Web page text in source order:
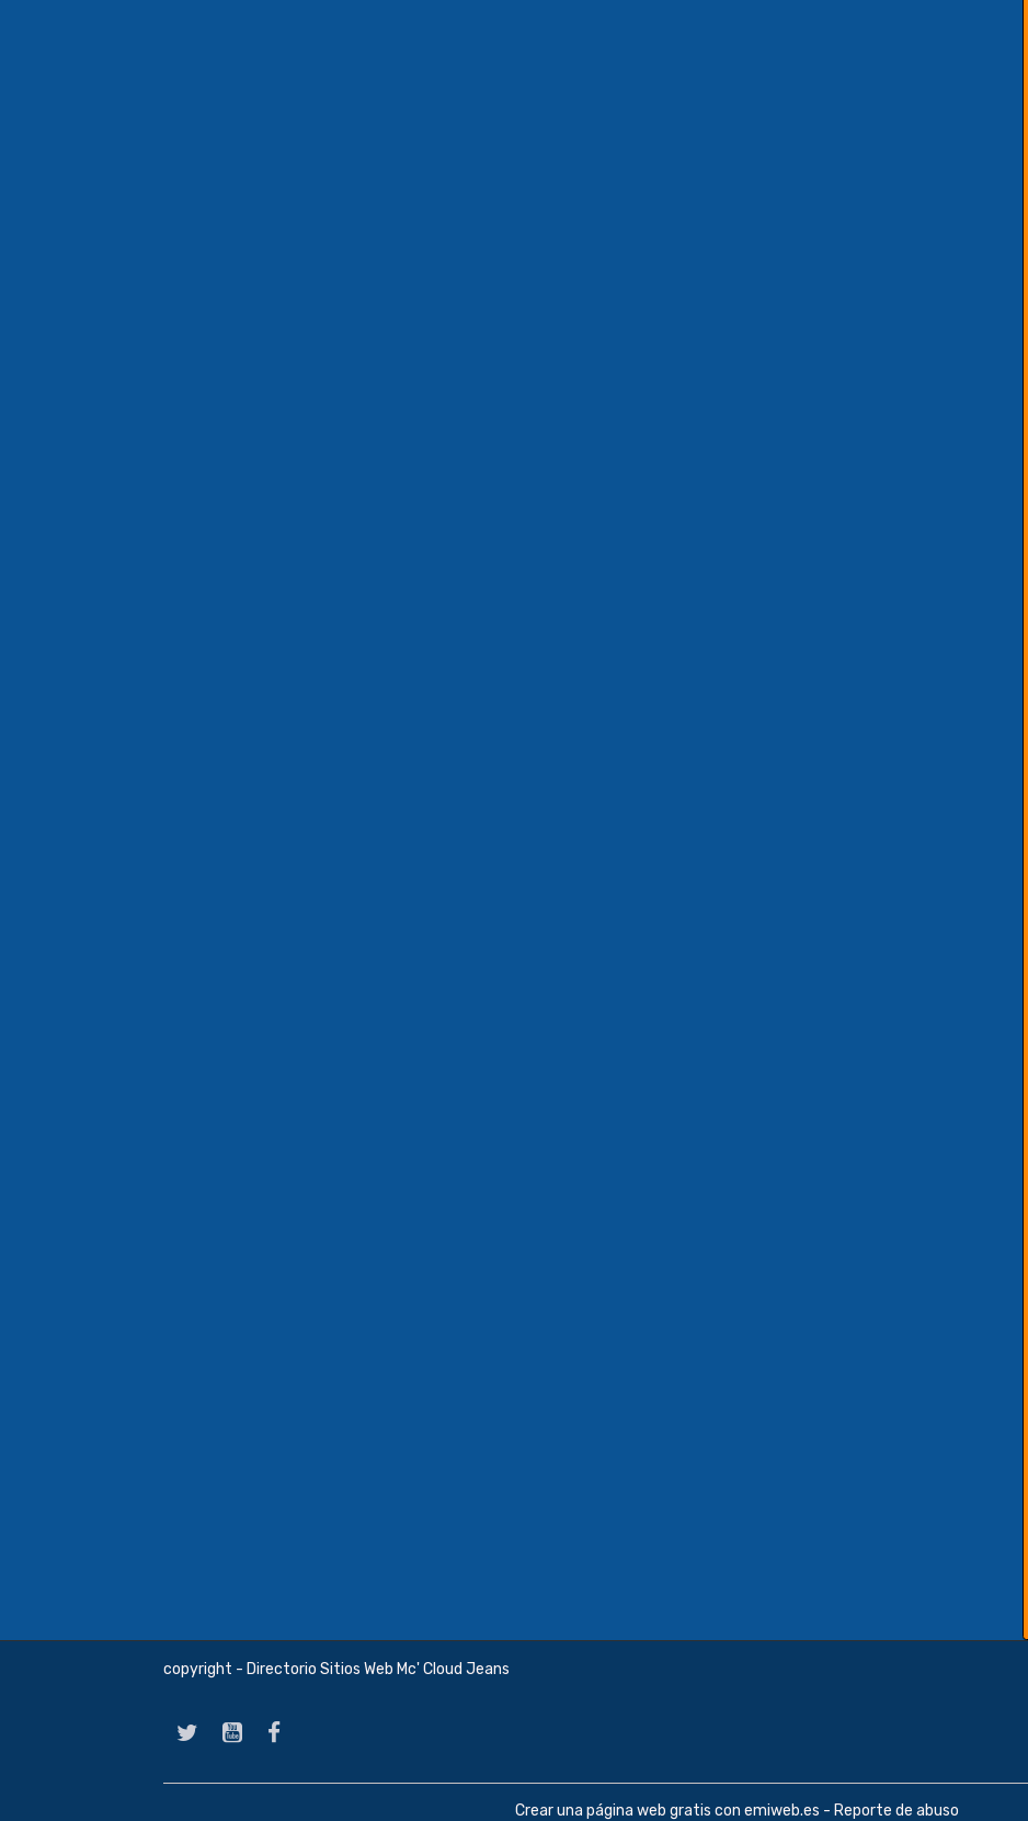
copyright - Directorio Sitios Web Mc' Cloud Jeans
Crear una página web gratis con emiweb.es - Reporte de abuso